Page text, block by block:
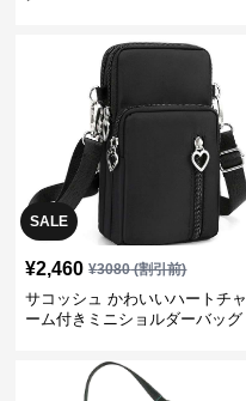
SALE
¥2,460 ¥3080(割引前)
サコッシュ かわいいハートチャ
ーム付きミニショルダーバッグ